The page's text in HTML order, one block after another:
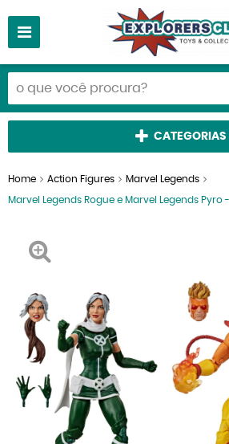
CATEGORIAS
Home Action Figures Marvel Legends
Marvel Legends Rogue e Marvel Legends Pyro